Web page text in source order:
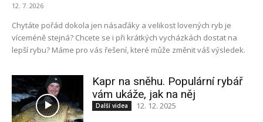
12. 7. 2026
Chytáte pořád dokola jen násaďáky a velikost lovených ryb je
víceméně stejná? Chcete se i při krátkých vycházkách dostat na
lepší rybu? Máme pro vás řešení, které může změnit váš výsledek.
Kapr na sněhu. Populární rybář
vám ukáže, jak na něj
Další videa 12. 12. 2025